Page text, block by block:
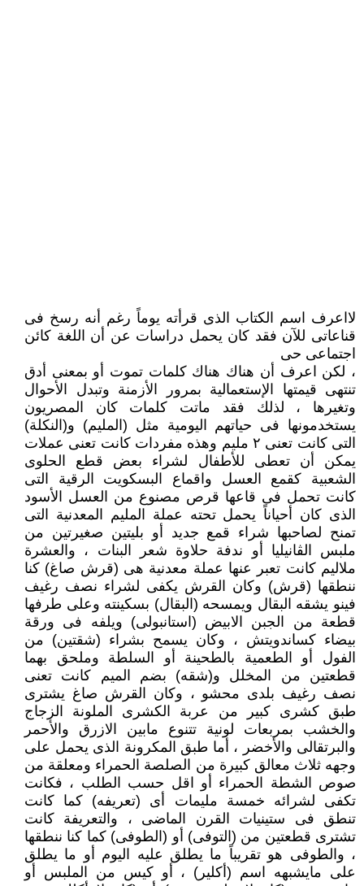
لااعرف اسم الكتاب الذى قرأته يوماً رغم أنه رسخ فى
قناعاتى للآن فقد كان يحمل دراسات عن أن اللغة كائن
اجتماعى حى
، لكن اعرف أن هناك هناك كلمات تموت أو بمعنى أدق
تنتهى قيمتها الإستعمالية بمرور الأزمنة وتبدل الأحوال
وتغيرها ، لذلك فقد ماتت كلمات كان المصريون
يستخدمونها فى حياتهم اليومية مثل (المليم) و(النكلة)
التى كانت تعنى ٢ مليم وهذه مفردات كانت تعنى عملات
يمكن أن تعطى للأطفال لشراء بعض قطع الحلوى
الشعبية كقمع العسل واقماع البسكويت الرقية التى
كانت تحمل فى قاعها قرص مصنوع من العسل الأسود
الذى كان أحياناً يحمل تحته عملة المليم المعدنية التى
تمنح لصاحبها شراء قمع جديد أو بليتين صغيرتين من
ملبس الڤانيليا أو ندفة حلاوة شعر البنات ، والعشرة
ملاليم كانت تعبر عنها عملة معدنية هى (قرش صاغ) كنا
ننطقها (قرش) وكان القرش يكفى لشراء نصف رغيف
فينو يشقه البقال ويمسحه (البقال) بسكينته وعلى طرفها
قطعة من الجبن الابيض (استانبولى) ويلفه فى ورقة
بيضاء كساندويتش ، وكان يسمح بشراء (شقتين) من
الفول أو الطعمية بالطحينة أو السلطة وملحق بهما
قطعتين من المخلل و(شقه) بضم الميم كانت تعنى
نصف رغيف بلدى محشو ، وكان القرش صاغ يشترى
طبق كشرى كبير من عربة الكشرى الملونة الزجاج
والخشب بمربعات لونية تتنوع مابين الازرق والأحمر
والبرتقالى والأخضر ، أما طبق المكرونة الذى يحمل على
وجهه ثلاث معالق كبيرة من الصلصة الحمراء ومعلقة من
صوص الشطة الحمراء أو اقل حسب الطلب ، فكانت
تكفى لشرائه خمسة مليمات أى (تعريفه) كما كانت
تنطق فى ستينيات القرن الماضى ، والتعريفة كانت
تشترى قطعتين من (التوفى) أو (الطوفى) كما كنا ننطقها
، والطوفى هو تقريباً ما يطلق عليه اليوم أو ما يطلق
على مايشبهه اسم (أكلير) ، أو كيس من الملبس أو